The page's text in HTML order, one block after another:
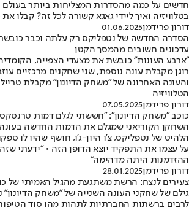
חדשים על כמה מהסדרות המצליחות ביותר בעולם
בטלוויזיה ואיך ליידי גאגא קשורה לכל זה? קבלו
דורון פרידמן01.06.2025
הסדרה החדשה של נטפליקס רק עלתה וכבר
עדכונים חשובים מהמסך הקטן
"ארבע העונות" כובשת את מצעדי הצפייה,
רוגן מקבלת עונה נוספת, שני שחקנים מרכזיים
והעונה האחרונה של "משחק הדיונון" מקבלת
הטלוויזיה
דורון פרידמן07.05.2025
כוכב "משחק הדיונון": "חששתי לגלם דמות
השחקן הקוריאני שמגלם את הדמות החדשה
הלהיט של נטפליקס, צ'ו היון-ג'ו, חושף שהיו לו
על עצמו את התפקיד יוצא הדופן הזה • "ידעתי
ההזדמנות היתה מדהימה"
דורון פרידמן28.01.2025
צעירים לנצח: הרשת משתגעת מהגיל האמיתי של
גילם של שחקני העונה השנייה של "משחק
לרבים ברשתות החברתיות לתהות מהו סוד